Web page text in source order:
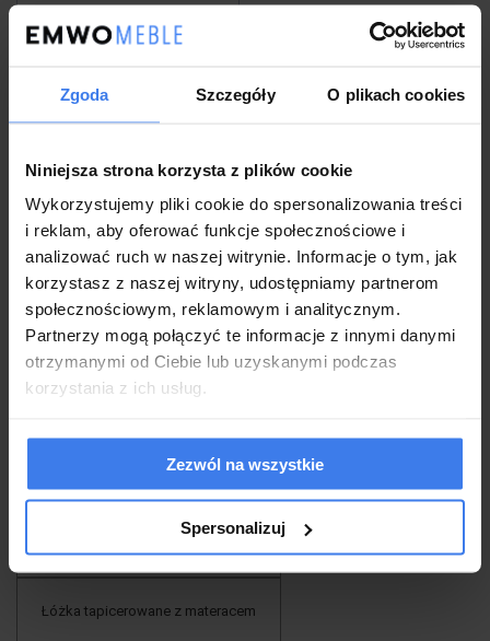
Zgoda Szczegóły O plikach cookies
Niniejsza strona korzysta z plików cookie
Wykorzystujemy pliki cookie do spersonalizowania treści
i reklam, aby oferować funkcje społecznościowe i
analizować ruch w naszej witrynie. Informacje o tym, jak
korzystasz z naszej witryny, udostępniamy partnerom
społecznościowym, reklamowym i analitycznym.
Partnerzy mogą połączyć te informacje z innymi danymi
otrzymanymi od Ciebie lub uzyskanymi podczas
korzystania z ich usług.
Zezwól na wszystkie
Spersonalizuj
3 149,00 zł
Wysyłka w 21 dni
Polecane podstrony w kategorii:
Łóżka z materacem do sypialni
Łóżka tapicerowane z materacem